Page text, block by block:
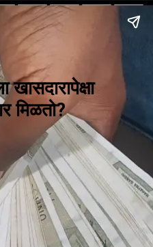
खासदारापेक्षा
मिळतो?